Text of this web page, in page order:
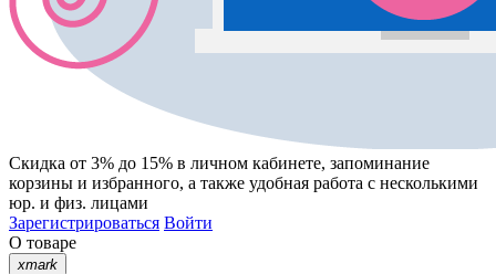
Скидка от 3% до 15% в личном кабинете, запоминание
корзины и избранного, а также удобная работа с несколькими
юр. и физ. лицами
Зарегистрироваться Войти
О товаре
xmark